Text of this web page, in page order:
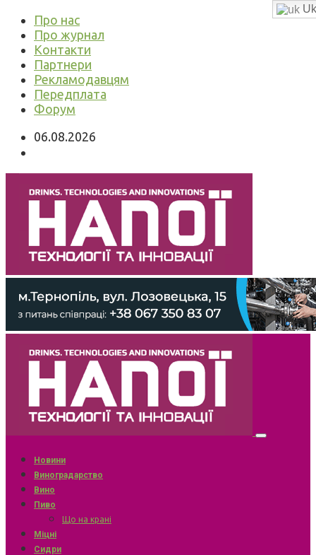
Про нас
Про журнал
Контакти
Партнери
Рекламодавцям
Передплата
Форум
06.08.2026
Новини
Виноградарство
Вино
Пиво
Що на крані
Міцні
Сидри